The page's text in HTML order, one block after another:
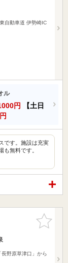
自動車道 伊勢崎IC
ル
円
【土日
です。施設は充実
も無料です。
お気に入
りに追加
野原草津口」から